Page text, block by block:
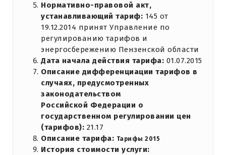
Нормативно-правовой акт,
устанавливающий тариф: 145 от
19.12.2014 принят Управление по
регулированию тарифов и
энергосбережению Пензенской области
Дата начала действия тарифа: 01.07.2015
Описание дифференциации тарифов в
случаях, предусмотренных
законодательством
Российской Федерации о
государственном регулировании цен
(тарифов): 21.17
Описание тарифа: Тарифы 2015
История стоимости услуги: